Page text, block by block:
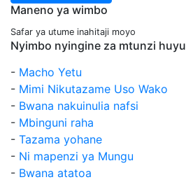
Maneno ya wimbo
Safar ya utume inahitaji moyo
Nyimbo nyingine za mtunzi huyu
- Macho Yetu
- Mimi Nikutazame Uso Wako
- Bwana nakuinulia nafsi
- Mbinguni raha
- Tazama yohane
- Ni mapenzi ya Mungu
- Bwana atatoa